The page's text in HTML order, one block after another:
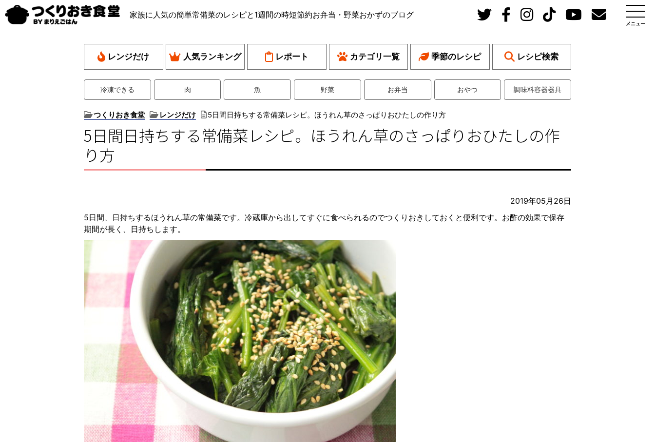
家族に人気の簡単常備菜のレシピと1週間の時短節約お弁当・野菜おかずのブログ
メニュー
レンジだけ 人気ランキング レポート カテゴリ一覧 季節のレシピ レシピ検索
冷凍できる 肉 魚 野菜 お弁当 おやつ 調味料容器器具
つくりおき食堂 レンジだけ 5日間日持ちする常備菜レシピ。ほうれん草のさっぱりおひたしの作り方
5日間日持ちする常備菜レシピ。ほうれん草のさっぱりおひたしの作
り方
2019年05月26日
5日間、日持ちするほうれん草の常備菜です。冷蔵庫から出してすぐに食べられるのでつくりおきしておくと便利です。お酢の効果で保存
期間が長く、日持ちします。